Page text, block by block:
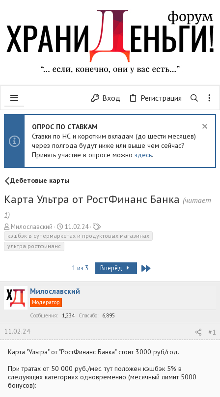
Вход Регистрация
ОПРОС ПО СТАВКАМ
Ставки по НС и коротким вкладам (до шести месяцев)
через полгода будут ниже или выше чем сейчас?
Принять участие в опросе можно здесь.
Дебетовые карты
Карта Ультра от РостФинанс Банка (читает
1)
А
в
т
о
м
ы
Милославский
Д
а
а
11.02.24
Т
е
кэшбэк в супермаркетах и продуктовых магазинах
ультра ростфинанс
1 из 3 Вперёд Last
Милославский
Модератор
Сообщения
1,234 Спасибо 6,895
11.02.24 #1
Карта "Ультра" от "РостФинанс Банка" стоит 3000 руб/год.
При тратах от 50 000 руб./мес. тут положен кэшбэк 5% в
следующих категориях одновременно (месячный лимит 5000
бонусов):